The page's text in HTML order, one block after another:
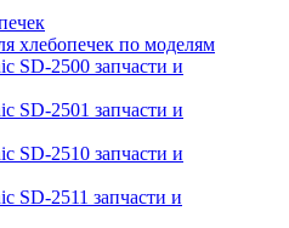
хлебопечек по моделям
SD-2500 запчасти и
SD-2501 запчасти и
SD-2510 запчасти и
SD-2511 запчасти и